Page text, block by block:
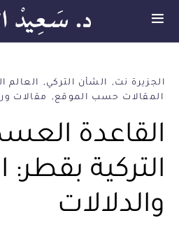
الجزيرة نت الشأن التركي
العالم
المقالات حسب الموقع
مقالات
القاعدة
التركية بقطر:
والدلالات